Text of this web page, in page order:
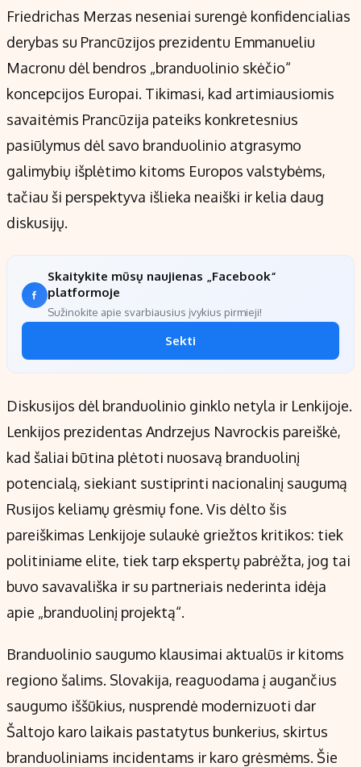
Friedrichas Merzas neseniai surengė konfidencialias
derybas su Prancūzijos prezidentu Emmanueliu
Macronu dėl bendros „branduolinio skėčio“
koncepcijos Europai. Tikimasi, kad artimiausiomis
savaitėmis Prancūzija pateiks konkretesnius
pasiūlymus dėl savo branduolinio atgrasymo
galimybių išplėtimo kitoms Europos valstybėms,
tačiau ši perspektyva išlieka neaiški ir kelia daug
diskusijų.
Skaitykite mūsų naujienas „Facebook“
platformoje
Sužinokite apie svarbiausius įvykius pirmieji!
Sekti
Diskusijos dėl branduolinio ginklo netyla ir Lenkijoje.
Lenkijos prezidentas Andrzejus Navrockis pareiškė,
kad šaliai būtina plėtoti nuosavą branduolinį
potencialą, siekiant sustiprinti nacionalinį saugumą
Rusijos keliamų grėsmių fone. Vis dėlto šis
pareiškimas Lenkijoje sulaukė griežtos kritikos: tiek
politiniame elite, tiek tarp ekspertų pabrėžta, jog tai
buvo savavališka ir su partneriais nederinta idėja
apie „branduolinį projektą“.
Branduolinio saugumo klausimai aktualūs ir kitoms
regiono šalims. Slovakija, reaguodama į augančius
saugumo iššūkius, nusprendė modernizuoti dar
Šaltojo karo laikais pastatytus bunkerius, skirtus
branduoliniams incidentams ir karo grėsmėms. Šie